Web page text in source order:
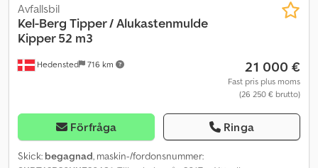
Hedensted 716 km
Avfallsbil
Kel-Berg Tipper / Alukastenmulde
Kipper 52 m3
21 000 €
Fast pris plus moms
(26 250 € brutto)
Förfråga Ringa
Skick: begagnad, maskin-/fordonsnummer: